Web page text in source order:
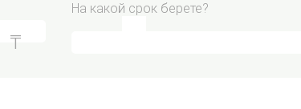
На какой срок берете?